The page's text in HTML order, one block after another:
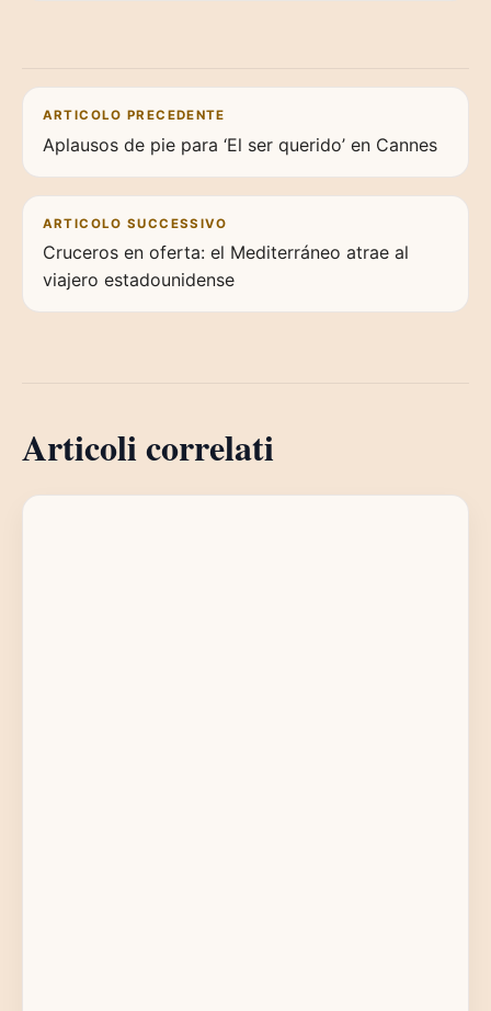
Navigazione articoli
ARTICOLO PRECEDENTE
Aplausos de pie para ‘El ser querido’ en Cannes
ARTICOLO SUCCESSIVO
Cruceros en oferta: el Mediterráneo atrae al
viajero estadounidense
Articoli correlati